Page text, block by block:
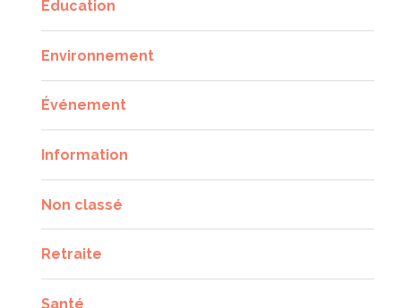
Éducation
Environnement
Événement
Information
Non classé
Retraite
Santé